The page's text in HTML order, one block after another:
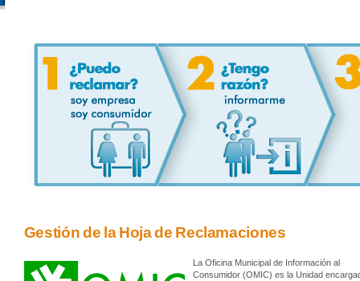
Gestión de la Hoja de Reclamaciones
La Oficina Municipal de Información al
Consumidor (OMIC) es la Unidad